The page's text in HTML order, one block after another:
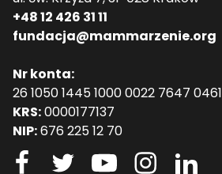
+48 12 426 31 11
fundacja@mammarzenie.org
Nr konta:
26 1050 1445 1000 0022 7647 0461
KRS:0000177137
NIP:676 225 12 70